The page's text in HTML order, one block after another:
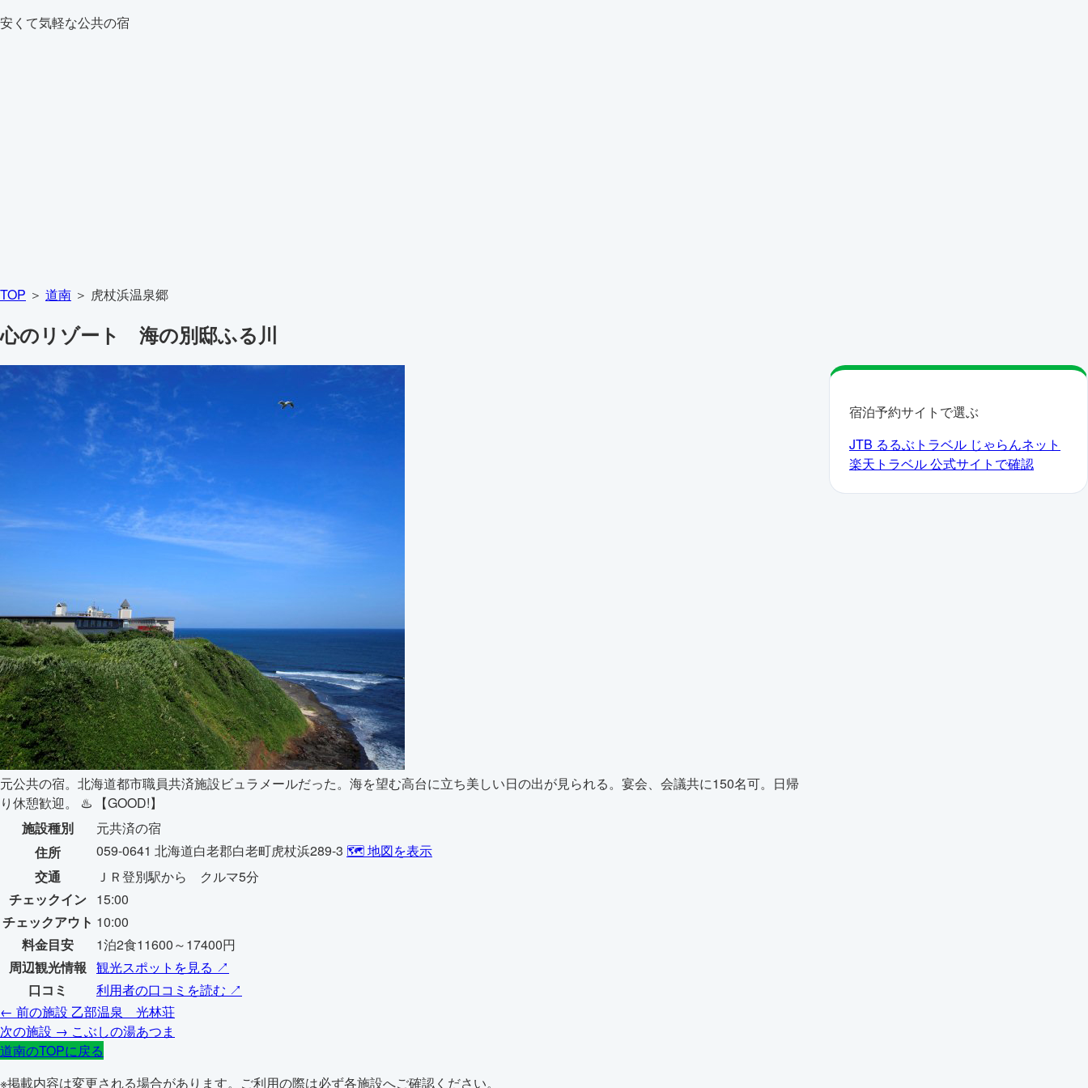
安くて気軽な公共の宿
TOP ＞ 道南 ＞ 虎杖浜温泉郷
心のリゾート 海の別邸ふる川
元公共の宿。北海道都市職員共済施設ビュラメールだった。海を望む高台に立ち美しい日の出が見られる。宴会、会議共に150名可。日帰
り休憩歓迎。 ♨️
【GOOD!】
施設種別
元共済の宿
住所
059-0641 北海道白老郡白老町虎杖浜289-3 🗺️ 地図を表示
交通
ＪＲ登別駅から クルマ5分
チェックイン 15:00
チェックアウト 10:00
料金目安
1泊2食11600～17400円
周辺観光情報 観光スポットを見る ↗
口コミ
利用者の口コミを読む ↗
宿泊予約サイトで選ぶ
JTB るるぶトラベル じゃらんネット
楽天トラベル公式サイトで確認
← 前の施設 乙部温泉 光林荘
次の施設 → こぶしの湯あつま
道南のTOPに戻る
※掲載内容は変更される場合があります。ご利用の際は必ず各施設へご確認ください。